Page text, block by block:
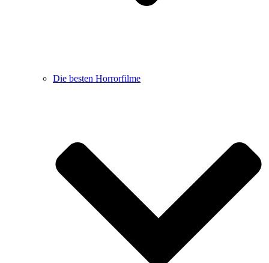
Die besten Horrorfilme